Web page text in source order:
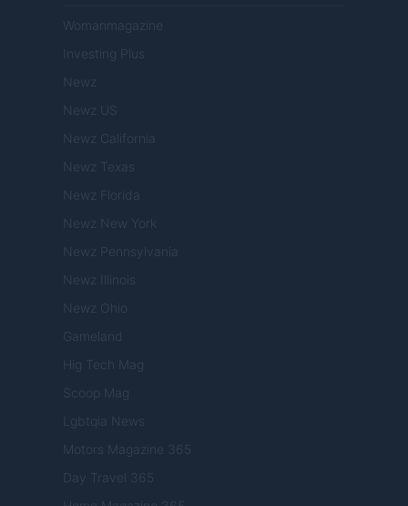
Womanmagazine
Investing Plus
Newz
Newz US
Newz California
Newz Texas
Newz Florida
Newz New York
Newz Pennsylvania
Newz Illinois
Newz Ohio
Gameland
Hig Tech Mag
Scoop Mag
Lgbtqia News
Motors Magazine 365
Day Travel 365